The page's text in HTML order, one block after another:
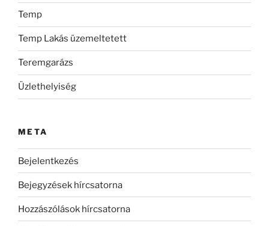
Temp
Temp Lakás üzemeltetett
Teremgarázs
Üzlethelyiség
META
Bejelentkezés
Bejegyzések hírcsatorna
Hozzászólások hírcsatorna